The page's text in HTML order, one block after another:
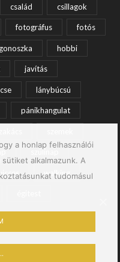
a honlap felhasználói
alkalmazunk. A
tudomásul
család csillagok
fotográfus fotós
gonoszka hobbi
javítás
lánybúcsú
pánikhangulat
szülinap
vicces walking